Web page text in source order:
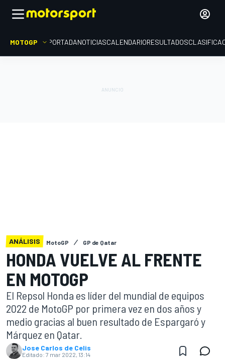
MOTOGP PORTADANOTICIASCALENDARIORESULTADOS
ANÁLISIS MotoGP GP de Qatar
HONDA VUELVE AL FRENTE
EN MOTOGP
El Repsol Honda es líder del mundial de equipos
2022 de MotoGP por primera vez en dos años y
medio gracias al buen resultado de Espargaró y
Márquez en Qatar.
Jose Carlos de Celis
Editado: 7 mar 2022, 13:14